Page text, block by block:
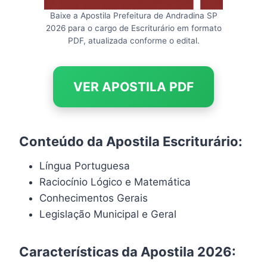
Baixe a Apostila Prefeitura de Andradina SP
2026 para o cargo de Escriturário em formato
PDF, atualizada conforme o edital.
VER APOSTILA PDF
Conteúdo da Apostila Escriturário:
Língua Portuguesa
Raciocínio Lógico e Matemática
Conhecimentos Gerais
Legislação Municipal e Geral
Características da Apostila 2026: